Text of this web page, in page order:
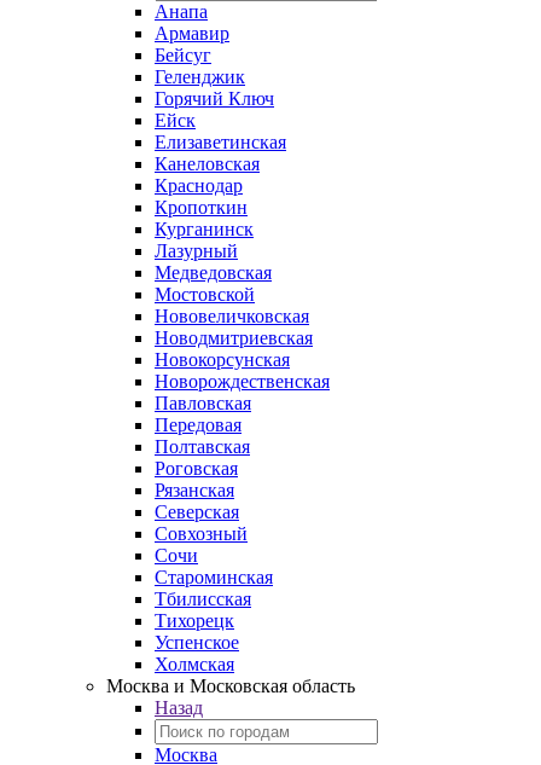
Анапа
Армавир
Бейсуг
Геленджик
Горячий Ключ
Ейск
Елизаветинская
Канеловская
Краснодар
Кропоткин
Курганинск
Лазурный
Медведовская
Мостовской
Нововеличковская
Новодмитриевская
Новокорсунская
Новорождественская
Павловская
Передовая
Полтавская
Роговская
Рязанская
Северская
Совхозный
Сочи
Староминская
Тбилисская
Тихорецк
Успенское
Холмская
Москва и Московская область
Назад
Москва